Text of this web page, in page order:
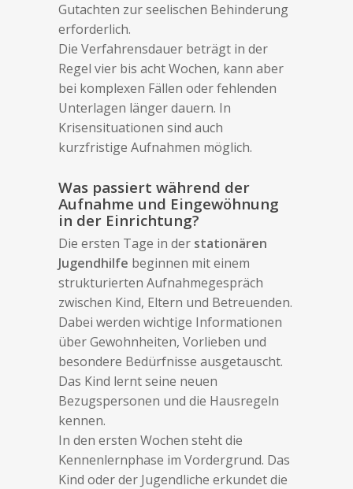
Gutachten zur seelischen Behinderung
erforderlich.
Die Verfahrensdauer beträgt in der
Regel vier bis acht Wochen, kann aber
bei komplexen Fällen oder fehlenden
Unterlagen länger dauern. In
Krisensituationen sind auch
kurzfristige Aufnahmen möglich.
Was passiert während der
Aufnahme und Eingewöhnung
in der Einrichtung?
Die ersten Tage in der stationären
Jugendhilfe beginnen mit einem
strukturierten Aufnahmegespräch
zwischen Kind, Eltern und Betreuenden.
Dabei werden wichtige Informationen
über Gewohnheiten, Vorlieben und
besondere Bedürfnisse ausgetauscht.
Das Kind lernt seine neuen
Bezugspersonen und die Hausregeln
kennen.
In den ersten Wochen steht die
Kennenlernphase im Vordergrund. Das
Kind oder der Jugendliche erkundet die